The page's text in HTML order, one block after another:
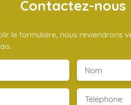
Contactez-nous
le formulaire, nous reviendrons
Nom
Téléphone